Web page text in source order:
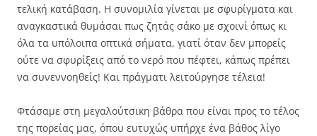
τελική κατάβαση. Η συνομιλία γίνεται με σφυρίγματα και
αναγκαστικά θυμάσαι πως ζητάς σάκο με σχοινί όπως κι
όλα τα υπόλοιπα οπτικά σήματα, γιατί όταν δεν μπορείς
ούτε να σφυρίξεις από το νερό που πέφτει, κάπως πρέπει
να συνεννοηθείς! Και πράγματι λειτούργησε τέλεια!
Φτάσαμε στη μεγαλούτσικη βάθρα που είναι προς το τέλος
της πορείας μας, όπου ευτυχώς υπήρχε ένα βάθος λίγο